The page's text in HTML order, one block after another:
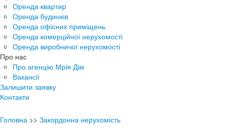
Оренда квартир
Оренда будинків
Оренда офісних приміщень
Оренда комерційної нерухомості
Оренда виробничої нерухомості
Про нас
Про агенцію Мрія Дім
Вакансії
Залишити заявку
Контакти
Головна >> Закордонна нерухомість